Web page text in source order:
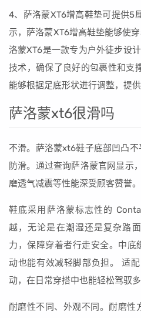
4、萨洛蒙XT6增高鞋垫可提供5
示，萨洛蒙XT6增高鞋垫能够使
洛蒙XT6是一款专为户外徒步设
技术，确保了良好的包裹性和支
能够根据足底形状进行调整，提
萨洛蒙xt6很滑吗
不滑。萨洛蒙xt6鞋子底部凹凸
防滑。通过查询萨洛蒙官网显示
磨透气减震等性能深受顾客赞誉。
鞋底采用萨洛蒙标志性的
越，无论是在潮湿还是复杂路
力，保障穿着者行走安全。中底
动也能有效减轻脚部负担。 适
动，在日常穿搭中也能轻松驾驭多
耐磨性不同、外观不同。耐磨性